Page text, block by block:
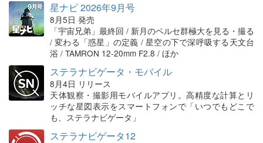
星ナビ 2026年9月号
8月5日 発売
「宇宙兄弟」最終回 / 新月のペルセ群極大を見る・撮る
/ 変わる「惑星」の定義 / 星空の下で深呼吸する天文台
浴 / TAMRON 12-20mm F2.8 / ほか
ステラナビゲータ・モバイル
8月4日 リリース
天体観察・撮影用モバイルアプリ。高精度な計算とリ
ッチな星図表示をスマートフォンで「いつでもどこで
も、ステラナビゲータ」
ステラナビゲータ12